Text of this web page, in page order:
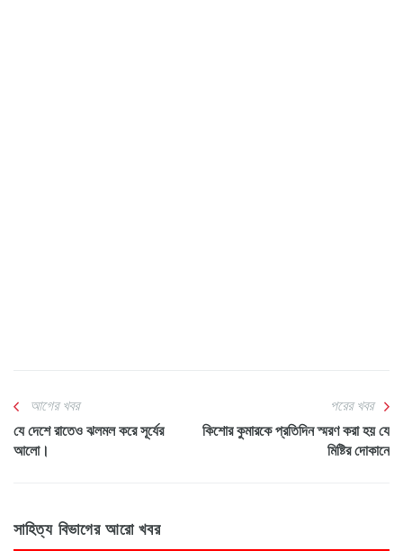
আগের খবর
যে দেশে রাতেও ঝলমল করে সূর্যের
আলো।
পরের খবর
কিশোর কুমারকে প্রতিদিন স্মরণ করা হয় যে
মিষ্টির দোকানে
সাহিত্য বিভাগের আরো খবর